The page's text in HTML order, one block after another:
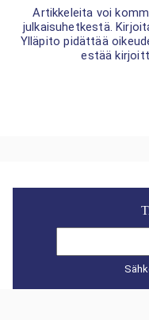
Artikkeleita voi
julkaisuhetkestä.
Ylläpito pidättää
estää